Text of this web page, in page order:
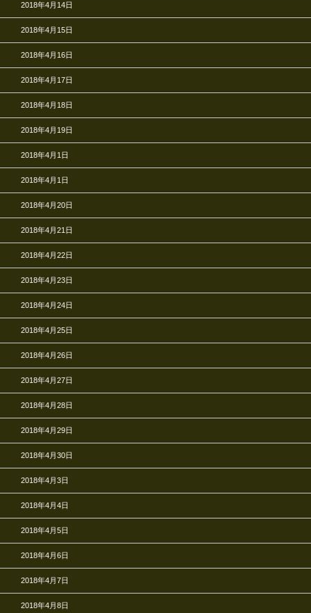
2018年4月14日
2018年4月15日
2018年4月16日
2018年4月17日
2018年4月18日
2018年4月19日
2018年4月1日
2018年4月1日
2018年4月20日
2018年4月21日
2018年4月22日
2018年4月23日
2018年4月24日
2018年4月25日
2018年4月26日
2018年4月27日
2018年4月28日
2018年4月29日
2018年4月30日
2018年4月3日
2018年4月4日
2018年4月5日
2018年4月6日
2018年4月7日
2018年4月8日